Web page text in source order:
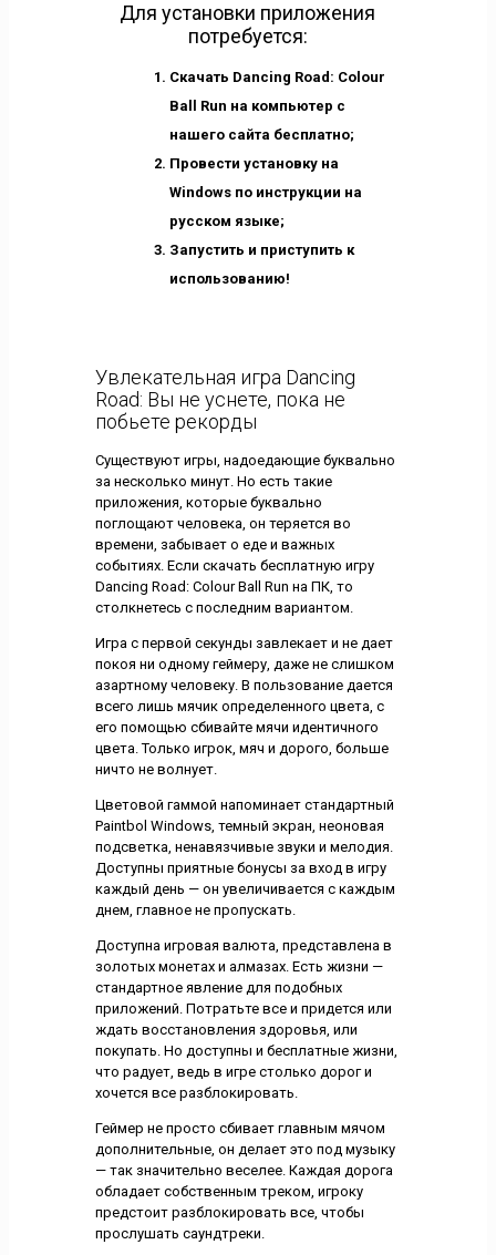
Для установки приложения
потребуется:
Скачать Dancing Road: Colour
Ball Run на компьютер с
нашего сайта бесплатно;
Провести установку на
Windows по инструкции на
русском языке;
Запустить и приступить к
использованию!
Увлекательная игра Dancing
Road: Вы не уснете, пока не
побьете рекорды
Существуют игры, надоедающие буквально
за несколько минут. Но есть такие
приложения, которые буквально
поглощают человека, он теряется во
времени, забывает о еде и важных
событиях. Если скачать бесплатную игру
Dancing Road: Colour Ball Run на ПК, то
столкнетесь с последним вариантом.
Игра с первой секунды завлекает и не дает
покоя ни одному геймеру, даже не слишком
азартному человеку. В пользование дается
всего лишь мячик определенного цвета, с
его помощью сбивайте мячи идентичного
цвета. Только игрок, мяч и дорого, больше
ничто не волнует.
Цветовой гаммой напоминает стандартный
Paintbol Windows, темный экран, неоновая
подсветка, ненавязчивые звуки и мелодия.
Доступны приятные бонусы за вход в игру
каждый день — он увеличивается с каждым
днем, главное не пропускать.
Доступна игровая валюта, представлена в
золотых монетах и алмазах. Есть жизни —
стандартное явление для подобных
приложений. Потратьте все и придется или
ждать восстановления здоровья, или
покупать. Но доступны и бесплатные жизни,
что радует, ведь в игре столько дорог и
хочется все разблокировать.
Геймер не просто сбивает главным мячом
дополнительные, он делает это под музыку
— так значительно веселее. Каждая дорога
обладает собственным треком, игроку
предстоит разблокировать все, чтобы
прослушать саундтреки.